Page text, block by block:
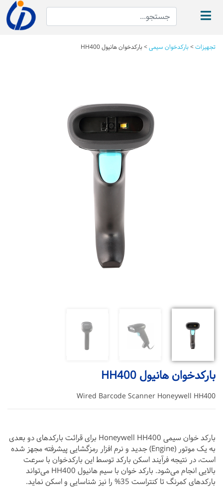
تجهیزات>بارکدخوان سیمی>بارکدخوان هانیول HH400
بارکدخوان هانیول HH400
Wired Barcode Scanner Honeywell HH400
بارکد خوان سیمی Honeywell HH400 برای قرائت بارکدهای دو بعدی
به یک موتور (Engine) جدید و نرم افزار رمزگشایی پیشرفته مجهز شده
است، در نتیجه فرآیند اسکن بارکد توسط این بارکدخوان با سرعت
بالایی انجام می‌شود. بارکد خوان با سیم هانیول HH400 می‌تواند
بارکدهای کمرنگ تا کنتراست 35% را نیز شناسایی و اسکن نماید.